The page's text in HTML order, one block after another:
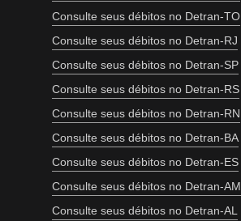
Consulte seus débitos no Detran-TO
Consulte seus débitos no Detran-RJ
Consulte seus débitos no Detran-SP
Consulte seus débitos no Detran-RS
Consulte seus débitos no Detran-RN
Consulte seus débitos no Detran-BA
Consulte seus débitos no Detran-ES
Consulte seus débitos no Detran-AM
Consulte seus débitos no Detran-AL